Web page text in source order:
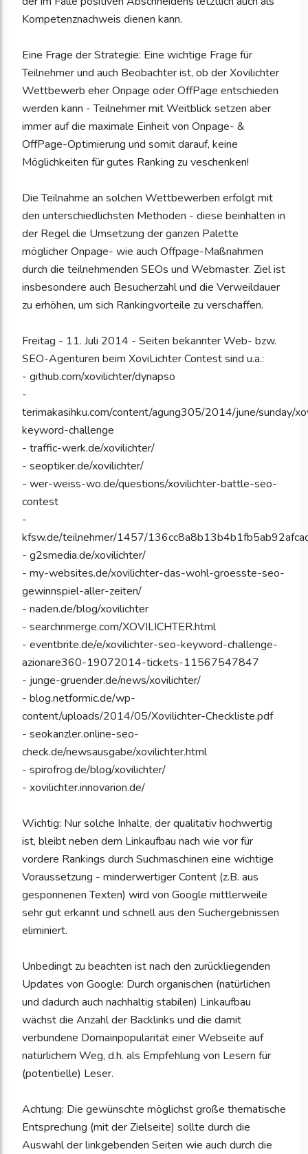
Kompetenznachweis dienen kann.
Eine Frage der Strategie: Eine wichtige Frage für
Teilnehmer und auch Beobachter ist, ob der Xovilichter
Wettbewerb eher Onpage oder OffPage entschieden
werden kann - Teilnehmer mit Weitblick setzen aber
immer auf die maximale Einheit von Onpage- &
OffPage-Optimierung und somit darauf, keine
Möglichkeiten für gutes Ranking zu veschenken!
Die Teilnahme an solchen Wettbewerben erfolgt mit
den unterschiedlichsten Methoden - diese beinhalten in
der Regel die Umsetzung der ganzen Palette
möglicher Onpage- wie auch Offpage-Maßnahmen
durch die teilnehmenden SEOs und Webmaster. Ziel ist
insbesondere auch Besucherzahl und die Verweildauer
zu erhöhen, um sich Rankingvorteile zu verschaffen.
Freitag - 11. Juli 2014 - Seiten bekannter Web- bzw.
SEO-Agenturen beim XoviLichter Contest sind u.a.:
- github.com/xovilichter/dynapso
-
terimakasihku.com/content/agung305/2014/june/sunday/
keyword-challenge
- traffic-werk.de/xovilichter/
- seoptiker.de/xovilichter/
- wer-weiss-wo.de/questions/xovilichter-battle-seo-
contest
-
kfsw.de/teilnehmer/1457/
- g2smedia.de/xovilichter/
- my-websites.de/xovilichter-das-wohl-groesste-seo-
gewinnspiel-aller-zeiten/
- naden.de/blog/xovilichter
- searchnmerge.com/XOVILICHTER.html
- eventbrite.de/e/xovilichter-seo-keyword-challenge-
azionare360-19072014-tickets-11567547847
- junge-gruender.de/news/xovilichter/
- blog.netformic.de/wp-
content/uploads/2014/05/Xovilichter-Checkliste.pdf
- seokanzler.online-seo-
check.de/newsausgabe/xovilichter.html
- spirofrog.de/blog/xovilichter/
- xovilichter.innovarion.de/
Wichtig: Nur solche Inhalte, der qualitativ hochwertig
ist, bleibt neben dem Linkaufbau nach wie vor für
vordere Rankings durch Suchmaschinen eine wichtige
Voraussetzung - minderwertiger Content (z.B. aus
gesponnenen Texten) wird von Google mittlerweile
sehr gut erkannt und schnell aus den Suchergebnissen
eliminiert.
Unbedingt zu beachten ist nach den zurückliegenden
Updates von Google: Durch organischen (natürlichen
und dadurch auch nachhaltig stabilen) Linkaufbau
wächst die Anzahl der Backlinks und die damit
verbundene Domainpopularität einer Webseite auf
natürlichem Weg, d.h. als Empfehlung von Lesern für
(potentielle) Leser.
Achtung: Die gewünschte möglichst große thematische
Entsprechung (mit der Zielseite) sollte durch die
Auswahl der linkgebenden Seiten wie auch durch die